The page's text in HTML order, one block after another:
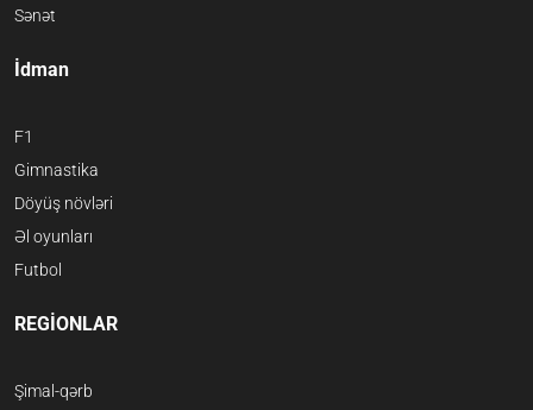
Sənət
İdman
F1
Gimnastika
Döyüş növləri
Əl oyunları
Futbol
REGİONLAR
Şimal-qərb